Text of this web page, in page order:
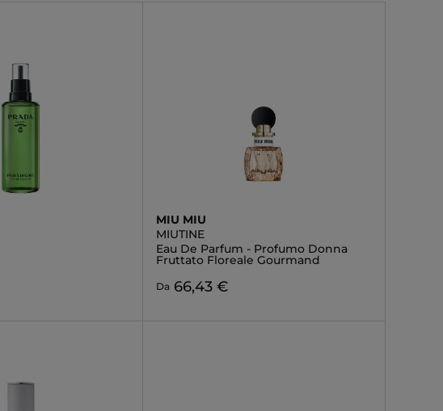
MIU MIU
MIUTINE
Eau De Parfum - Profumo Donna
Fruttato Floreale Gourmand
Da 66,43 €